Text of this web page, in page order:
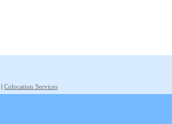
| Colocation Services